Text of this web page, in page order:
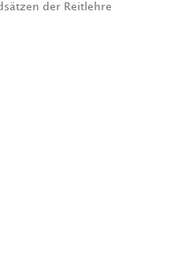
der Reitlehre